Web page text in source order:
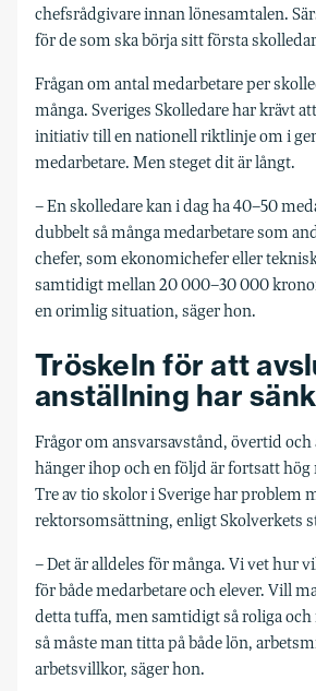
chefsrådgivare innan lönesamtalen.
för de som ska börja sitt första
Frågan om antal medarbetare per
många. Sveriges Skolledare har krävt
initiativ till en nationell riktlinje om i
medarbetare. Men steget dit är långt.
– En skolledare kan i dag ha 40–50
dubbelt så många medarbetare som
chefer, som ekonomichefer eller
samtidigt mellan 20 000–30 000
en orimlig situation, säger hon.
Tröskeln för att
anställning har
Frågor om ansvarsavstånd, övertid
hänger ihop och en följd är fortsatt
Tre av tio skolor i Sverige har problem
rektorsomsättning, enligt Skolverkets
– Det är alldeles för många. Vi vet hur
för både medarbetare och elever. Vill
detta tuffa, men samtidigt så roliga
så måste man titta på både lön,
arbetsvillkor, säger hon.